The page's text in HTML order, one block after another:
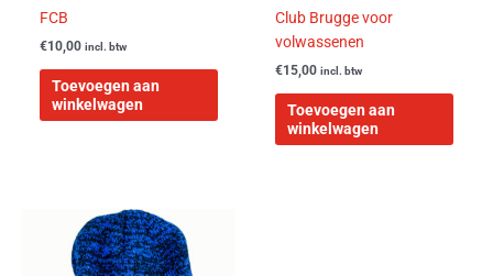
FCB
€10,00 incl. btw
Toevoegen aan
winkelwagen
Club Brugge voor
volwassenen
€15,00 incl. btw
Toevoegen aan
winkelwagen
product
heeft